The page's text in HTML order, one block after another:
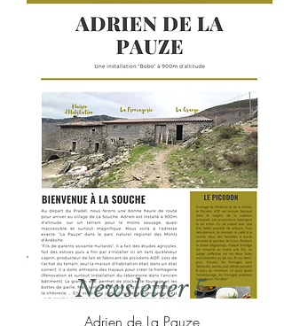
Newsletter 5
Adrien de La Pauze